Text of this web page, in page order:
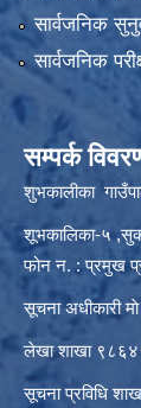
सार्वजनिक
सार्वजनिक
सम्पर्क
शुभकालीका
शूभकालिका-५
फोन न. : प्रमुख
सूचना अधीकारी
लेखा शाखा
सूचना प्रविधि